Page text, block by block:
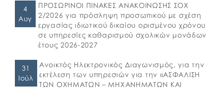
4
Αυγ
ΠΡΟΣΩΡΙΝΟΙ ΠΙΝΑΚΕΣ ΑΝΑΚΟΙΝΩΣΗΣ ΣΟΧ
2/2026 για πρόσληψη προσωπικού με σχέση
εργασίας ιδιωτικού δικαίου ορισμένου χρόνου
σε υπηρεσίες καθαρισμού σχολικών μονάδων
έτους 2026-2027
31
Ιούλ
Ανοικτός Ηλεκτρονικός Διαγωνισμός, για την
εκτέλεση των υπηρεσιών για την «ΑΣΦΑΛΙΣΗ
ΤΩΝ ΟΧΗΜΑΤΩΝ – ΜΗΧΑΝΗΜΑΤΩΝ ΚΑΙ